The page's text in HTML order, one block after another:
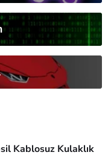
Kablosuz Kulaklık